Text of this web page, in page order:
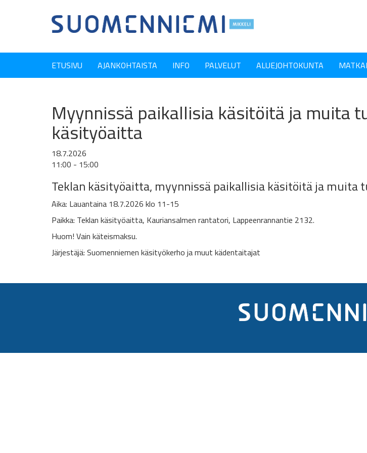
ETUSIVU AJANKOHTAISTA INFO PALVELUT ALUEJOHTOKUNTA
Myynnissä paikallisia käsitöitä ja muita
käsityöaitta
18.7.2026
11:00 - 15:00
Teklan käsityöaitta,myynnissä paikallisia käsitöitä ja muita
Aika: Lauantaina 18.7.2026 klo 11-15
Paikka: Teklan käsityöaitta, Kauriansalmen rantatori, Lappeenrannantie 2132.
Huom! Vain käteismaksu.
Järjestäjä: Suomenniemen käsityökerho ja muut kädentaitajat